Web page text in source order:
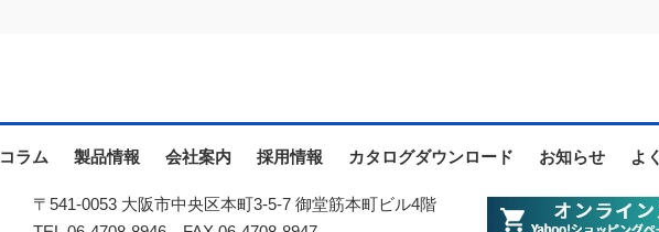
コラム 製品情報 会社案内 採用情報 カタログダウンロード お知らせ よ
〒541-0053 大阪市中央区本町3-5-7 御堂筋本町ビル4階